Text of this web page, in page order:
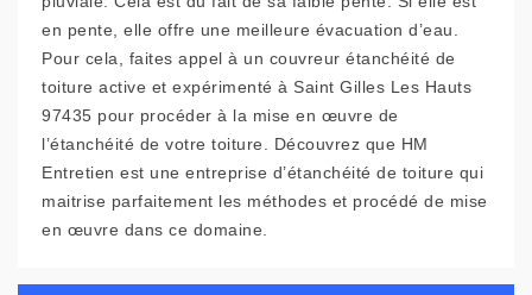
en pente, elle offre une meilleure évacuation d’eau.
Pour cela, faites appel à un couvreur étanchéité de
toiture active et expérimenté à Saint Gilles Les Hauts
97435 pour procéder à la mise en œuvre de
l’étanchéité de votre toiture. Découvrez que HM
Entretien est une entreprise d’étanchéité de toiture qui
maitrise parfaitement les méthodes et procédé de mise
en œuvre dans ce domaine.